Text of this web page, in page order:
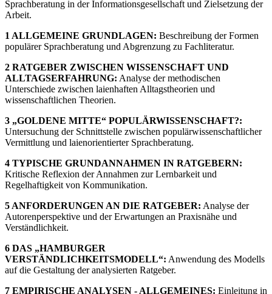
Sprachberatung in der Informationsgesellschaft und Zielsetzung der
Arbeit.
1 ALLGEMEINE GRUNDLAGEN: Beschreibung der Formen
populärer Sprachberatung und Abgrenzung zu Fachliteratur.
2 RATGEBER ZWISCHEN WISSENSCHAFT UND
ALLTAGSERFAHRUNG: Analyse der methodischen
Unterschiede zwischen laienhaften Alltagstheorien und
wissenschaftlichen Theorien.
3 „GOLDENE MITTE“ POPULÄRWISSENSCHAFT?:
Untersuchung der Schnittstelle zwischen populärwissenschaftlicher
Vermittlung und laienorientierter Sprachberatung.
4 TYPISCHE GRUNDANNAHMEN IN RATGEBERN:
Kritische Reflexion der Annahmen zur Lernbarkeit und
Regelhaftigkeit von Kommunikation.
5 ANFORDERUNGEN AN DIE RATGEBER: Analyse der
Autorenperspektive und der Erwartungen an Praxisnähe und
Verständlichkeit.
6 DAS „HAMBURGER
VERSTÄNDLICHKEITSMODELL“: Anwendung des Modells
auf die Gestaltung der analysierten Ratgeber.
7 EMPIRISCHE ANALYSEN - ALLGEMEINES: Einleitung in